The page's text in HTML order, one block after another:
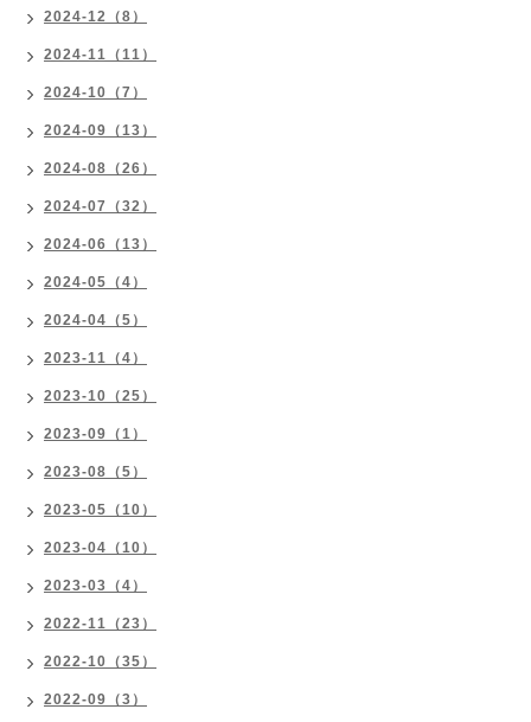
2024-12（8）
2024-11（11）
2024-10（7）
2024-09（13）
2024-08（26）
2024-07（32）
2024-06（13）
2024-05（4）
2024-04（5）
2023-11（4）
2023-10（25）
2023-09（1）
2023-08（5）
2023-05（10）
2023-04（10）
2023-03（4）
2022-11（23）
2022-10（35）
2022-09（3）